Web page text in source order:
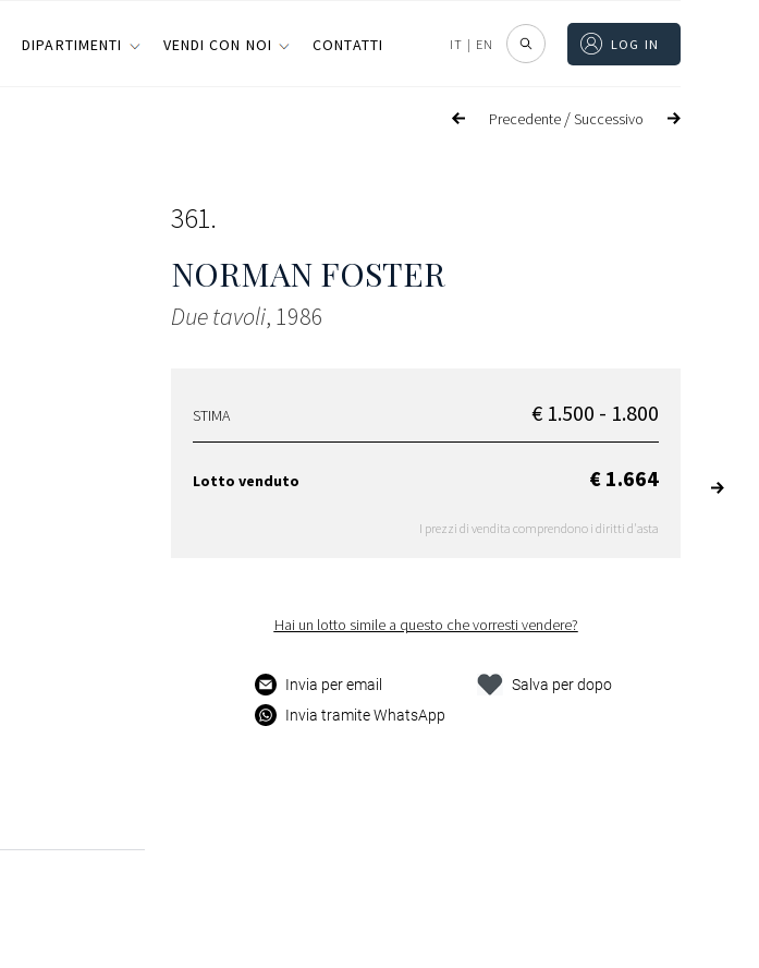
DIPARTIMENTI VENDI CON NOI CONTATTI IT | EN LOG IN
Precedente /Successivo
361
NORMAN FOSTER
Due tavoli, 1986
STIMA € 1.500 - 1.800
Lotto venduto € 1.664
I prezzi di vendita comprendono i diritti d'asta
Hai un lotto simile a questo che vorresti vendere?
Invia per email
Invia tramite WhatsApp
Salva per dopo